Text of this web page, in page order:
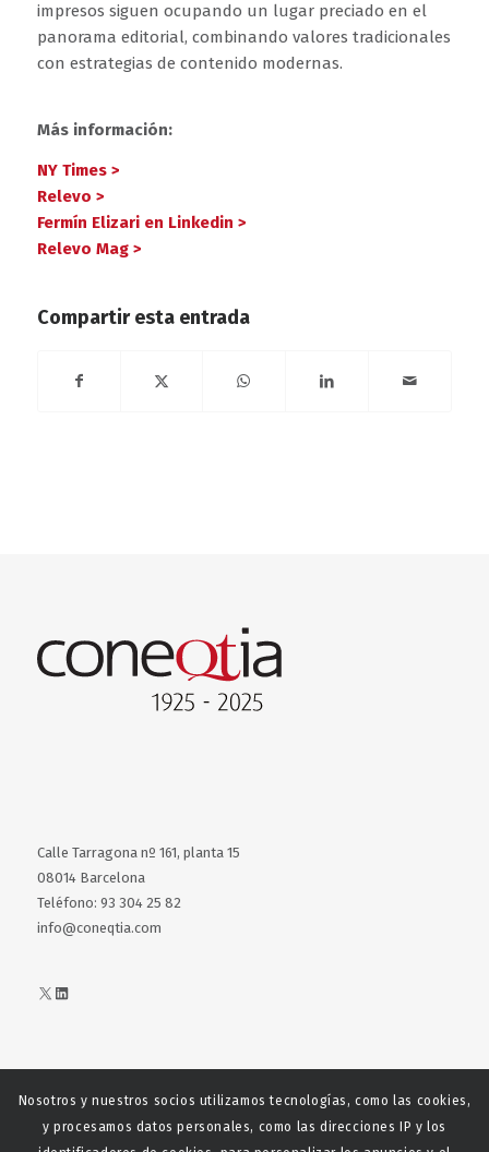
impresos siguen ocupando un lugar preciado en el
panorama editorial, combinando valores tradicionales
con estrategias de contenido modernas.
Más información:
NY Times >
Relevo >
Fermín Elizari en Linkedin >
Relevo Mag >
Compartir esta entrada
Calle Tarragona nº 161, planta 15
08014 Barcelona
Teléfono: 93 304 25 82
info@coneqtia.com
X LinkedIn
Web realizada con el patrocinio del Centro Español del Centro
Español de Derechos Reprofráficos
Nosotros y nuestros socios utilizamos tecnologías, como las cookies,
y procesamos datos personales, como las direcciones IP y los